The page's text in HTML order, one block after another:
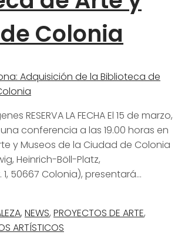
Colonia
RESERVA LA FECHA El 15 de marzo,
conferencia a las 19.00 horas en
y Museos de la Ciudad de Colonia
Heinrich-Böll-Platz,
50667 Colonia), presentará…
, NEWS, PROYECTOS DE ARTE,
ARTÍSTICOS